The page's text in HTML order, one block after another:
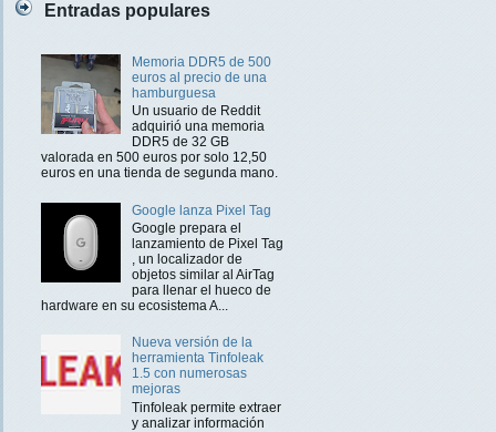
Entradas populares
Memoria DDR5 de 500
euros al precio de una
hamburguesa
Un usuario de Reddit
adquirió una memoria
DDR5 de 32 GB
valorada en 500 euros por solo 12,50
euros en una tienda de segunda mano.
Google lanza Pixel Tag
Google prepara el
lanzamiento de Pixel Tag
, un localizador de
objetos similar al AirTag
para llenar el hueco de
hardware en su ecosistema A...
Nueva versión de la
herramienta Tinfoleak
1.5 con numerosas
mejoras
Tinfoleak permite extraer
y analizar información